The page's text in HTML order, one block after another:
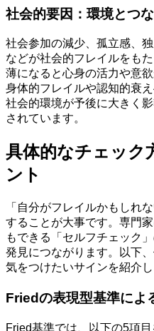
社会的要因：環境とつ
社会参加の減少、孤立感、
などが社会的フレイルをも
薄になると心身の活力や意
身体的フレイルや認知的衰
社会的環境が予後に大きく
されています。
具体的なチェック
ント
「自分がフレイルかもしれ
することが大事です。専門
もできる「セルフチェック
発見につながります。以下
気をつけたいサインを紹介し
Friedの表現型基準によ
Fried基準では、以下の5項